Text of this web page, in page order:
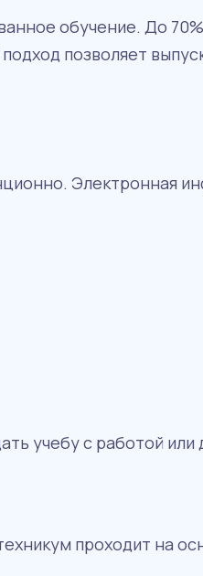
обучение. До
позволяет
Электронная
учебу с работой или
проходит на